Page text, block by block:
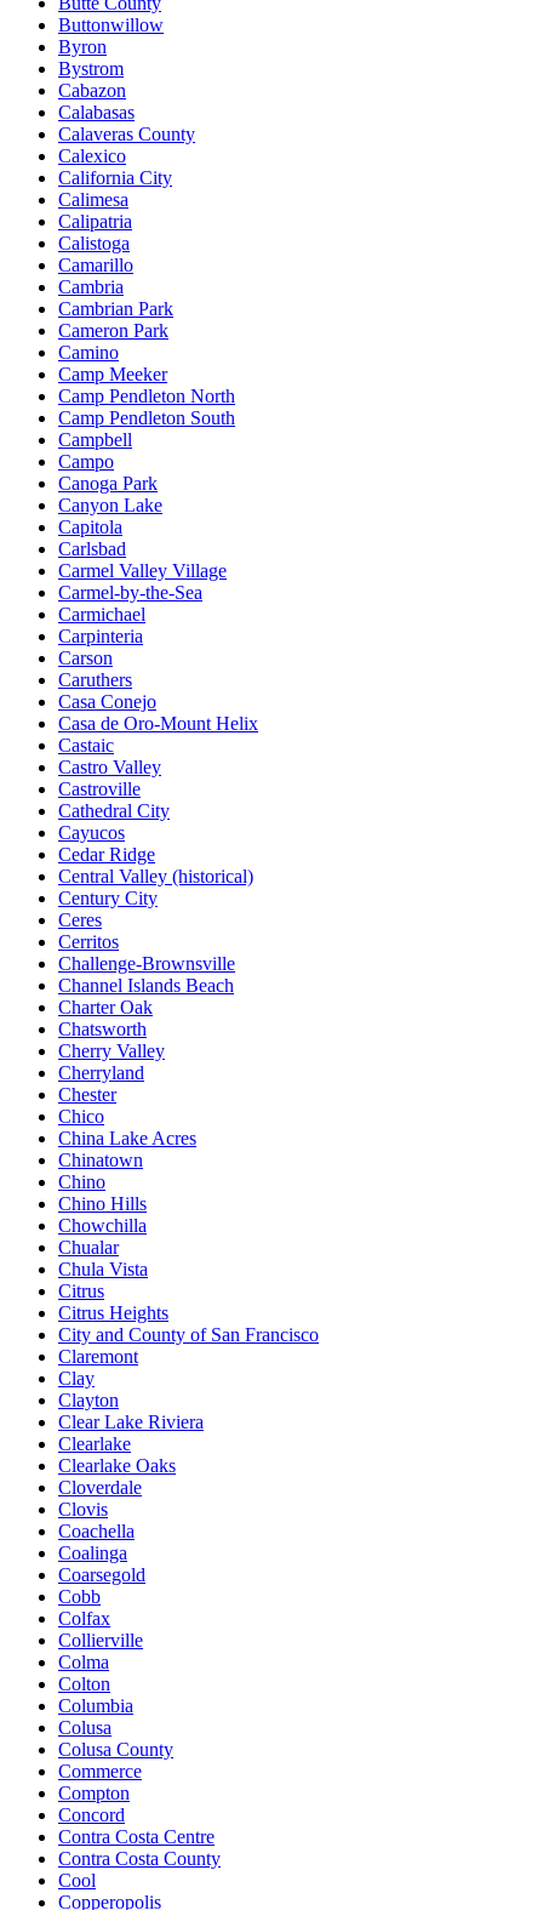
Buttonwillow
Byron
Bystrom
Cabazon
Calabasas
Calaveras County
Calexico
California City
Calimesa
Calipatria
Calistoga
Camarillo
Cambria
Cambrian Park
Cameron Park
Camino
Camp Meeker
Camp Pendleton North
Camp Pendleton South
Campbell
Campo
Canoga Park
Canyon Lake
Capitola
Carlsbad
Carmel Valley Village
Carmel-by-the-Sea
Carmichael
Carpinteria
Carson
Caruthers
Casa Conejo
Casa de Oro-Mount Helix
Castaic
Castro Valley
Castroville
Cathedral City
Cayucos
Cedar Ridge
Central Valley (historical)
Century City
Ceres
Cerritos
Challenge-Brownsville
Channel Islands Beach
Charter Oak
Chatsworth
Cherry Valley
Cherryland
Chester
Chico
China Lake Acres
Chinatown
Chino
Chino Hills
Chowchilla
Chualar
Chula Vista
Citrus
Citrus Heights
City and County of San Francisco
Claremont
Clay
Clayton
Clear Lake Riviera
Clearlake
Clearlake Oaks
Cloverdale
Clovis
Coachella
Coalinga
Coarsegold
Cobb
Colfax
Collierville
Colma
Colton
Columbia
Colusa
Colusa County
Commerce
Compton
Concord
Contra Costa Centre
Contra Costa County
Cool
Copperopolis